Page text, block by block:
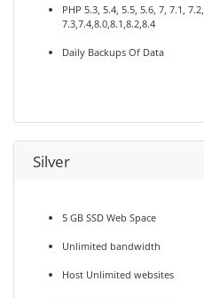
PHP 5.3, 5.4, 5.5, 5.6, 7, 7.1, 7.2,
7.3,7.4,8.0,8.1,8.2,8.4
Daily Backups Of Data
Silver
5 GB SSD Web Space
Unlimited bandwidth
Host Unlimited websites